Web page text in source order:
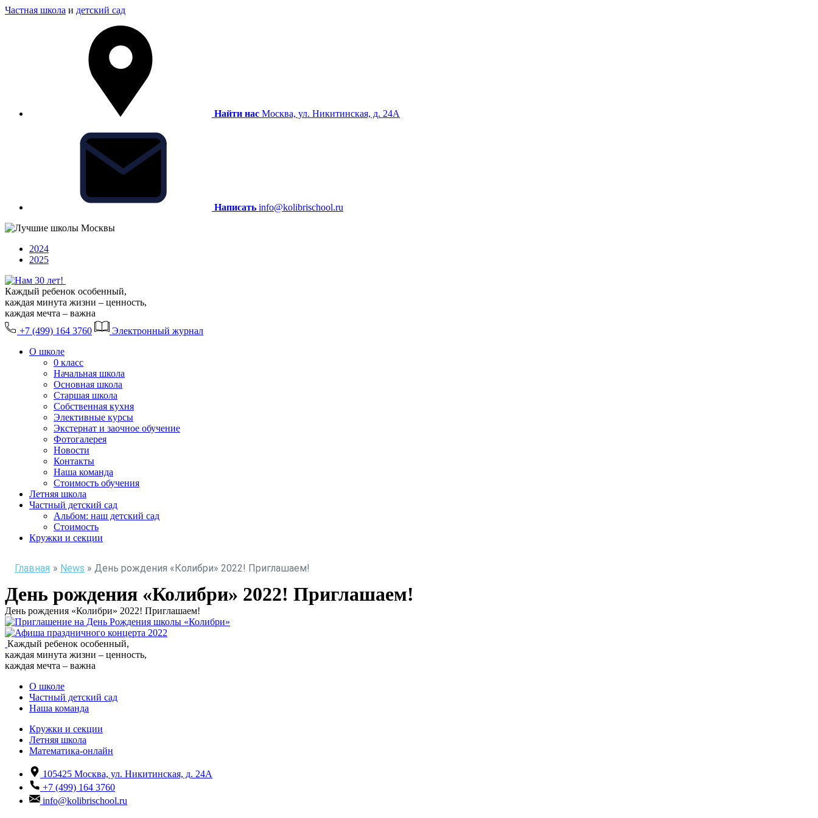
Частная школа и детский сад
Найти нас Москва, ул. Никитинская, д. 24А
Написать info@kolibrischool.ru
2024
2025
Каждый ребенок особенный,
каждая минута жизни – ценность,
каждая мечта – важна
+7 (499) 164 3760
Электронный журнал
О школе
0 класс
Начальная школа
Основная школа
Старшая школа
Собственная кухня
Элективные курсы
Экстернат и заочное обучение
Фотогалерея
Новости
Контакты
Наша команда
Стоимость обучения
Летняя школа
Частный детский сад
Альбом: наш детский сад
Стоимость
Кружки и секции
Главная » News » День рождения «Колибри» 2022! Приглашаем!
День рождения «Колибри» 2022! Приглашаем!
День рождения «Колибри» 2022! Приглашаем!
Каждый ребенок особенный,
каждая минута жизни – ценность,
каждая мечта – важна
О школе
Частный детский сад
Наша команда
Кружки и секции
Летняя школа
Математика-онлайн
105425 Москва, ул. Никитинская, д. 24А
+7 (499) 164 3760
info@kolibrischool.ru